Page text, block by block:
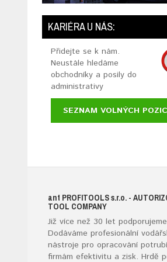
KARIÉRA U NÁS:
Přidejte se k nám.
Neustále hledáme
obchodníky a posily do
administrativy
SEZNAM VOLNÝCH POZIC
ant PROFITOOLSs.r.o. -
TOOL COMPANY
Již více než 30 let
Dodáváme profesionální
nástroje pro opracování
firmám efektivitu a zisk. Hrdě